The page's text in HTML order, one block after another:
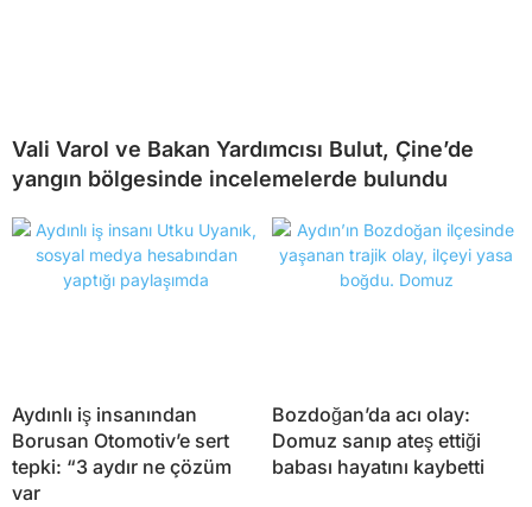
Vali Varol ve Bakan Yardımcısı Bulut, Çine’de
yangın bölgesinde incelemelerde bulundu
Aydınlı iş insanından
Borusan Otomotiv’e sert
tepki: “3 aydır ne çözüm
var
Bozdoğan’da acı olay:
Domuz sanıp ateş ettiği
babası hayatını kaybetti